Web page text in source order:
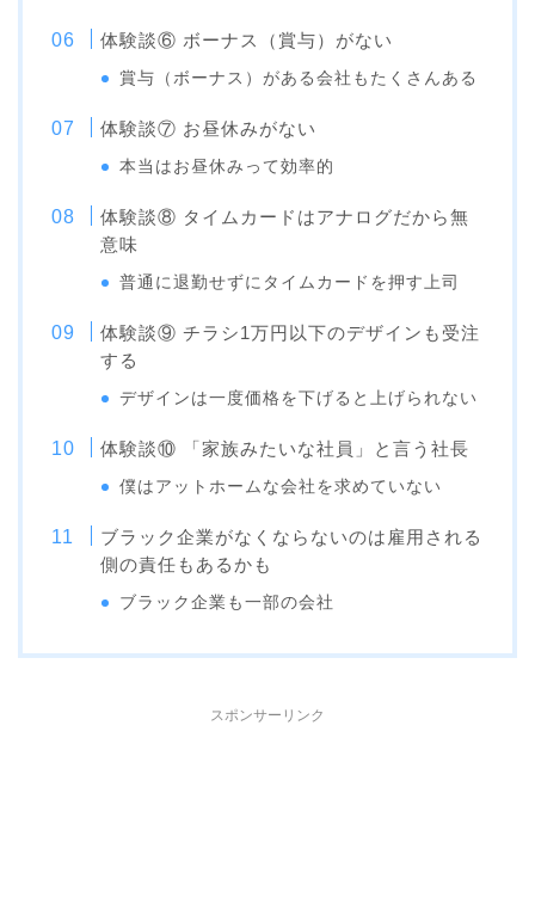
体験談⑥ ボーナス（賞与）がない
賞与（ボーナス）がある会社もたくさんある
体験談⑦ お昼休みがない
本当はお昼休みって効率的
体験談⑧ タイムカードはアナログだから無
意味
普通に退勤せずにタイムカードを押す上司
体験談⑨ チラシ1万円以下のデザインも受注
する
デザインは一度価格を下げると上げられない
体験談⑩ 「家族みたいな社員」と言う社長
僕はアットホームな会社を求めていない
ブラック企業がなくならないのは雇用される
側の責任もあるかも
ブラック企業も一部の会社
スポンサーリンク